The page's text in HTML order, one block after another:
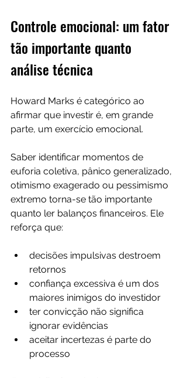
Controle emocional: um fator
tão importante quanto
análise técnica
Howard Marks é categórico ao
afirmar que investir é, em grande
parte, um exercício emocional.
Saber identificar momentos de
euforia coletiva, pânico generalizado,
otimismo exagerado ou pessimismo
extremo torna-se tão importante
quanto ler balanços financeiros. Ele
reforça que:
decisões impulsivas destroem
retornos
confiança excessiva é um dos
maiores inimigos do investidor
ter convicção não significa
ignorar evidências
aceitar incertezas é parte do
processo